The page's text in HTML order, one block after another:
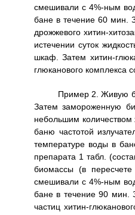
смешивали с 4%-ным
бане в течение 60 мин.
дрожжевого хитин-
истечении суток
шкаф. Затем хитин-
глюканового комплекса
Пример 2. Живую
Затем замороженную
небольшим
баню частотой
температуре воды в
препарата 1 табл.
биомассы (в
смешивали с 4%-ным
бане в течение 90 мин.
частиц хитин-